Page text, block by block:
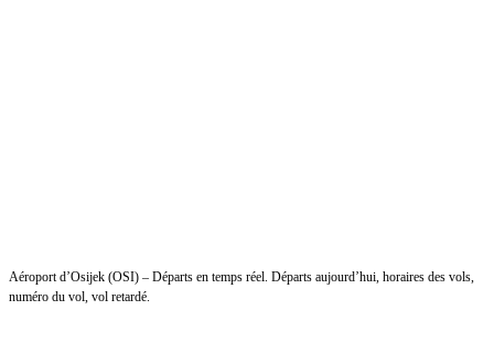
Aéroport d’Osijek (OSI) – Départs en temps réel. Départs aujourd’hui, horaires des vols,
numéro du vol, vol retardé.